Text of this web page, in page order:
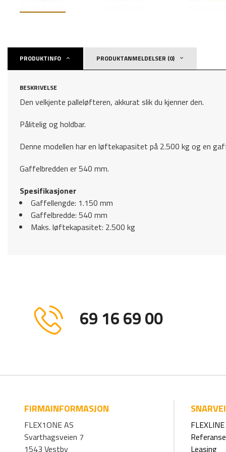
PRODUKTINFO PRODUKTANMELDELSER (0)
BESKRIVELSE
Den velkjente palleløfteren, akkurat slik du kjenner den.
Pålitelig og holdbar.
Denne modellen har en løftekapasitet på 2.500 kg og en
Gaffelbredden er 540 mm.
Spesifikasjoner
Gaffellengde: 1.150 mm
Gaffelbredde: 540 mm
Maks. løftekapasitet: 2.500 kg
69 16 69 00
FIRMAINFORMASJON
FLEX1ONE AS
Svarthagsveien 7
1543 Vestby
Leasing